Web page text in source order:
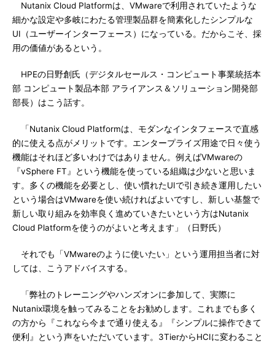
Nutanix Cloud Platformは、VMwareで利用されていたような
細かな設定や多岐にわたる管理製品群を簡素化したシンプルな
UI（ユーザーインターフェース）になっている。だからこそ、採
用の価値があるという。
HPEの日野創氏（デジタルセールス・コンピュート事業統括本
部 コンピュート製品本部 アライアンス＆ソリューション開発部
部長）はこう話す。
「Nutanix Cloud Platformは、モダンなインタフェースで直感
的に使える点がメリットです。エンタープライズ用途で日々使う
機能はそれほど多いわけではありません。例えばVMwareの
『vSphere FT』という機能を使っている組織は少ないと思いま
す。多くの機能を必要とし、使い慣れたUIで引き続き運用したい
という場合はVMwareを使い続ければよいですし、新しい基盤で
新しい取り組みを効率良く進めていきたいという方はNutanix
Cloud Platformを使うのがよいと考えます」（日野氏）
それでも「VMwareのように使いたい」という運用担当者に対
しては、こうアドバイスする。
「弊社のトレーニングやハンズオンに参加して、実際に
Nutanix環境を触ってみることをお勧めします。これまでも多く
の方から『これなら今まで通り使える』『シンプルに操作できて
便利』という声をいただいています。3TierからHCIに変わること